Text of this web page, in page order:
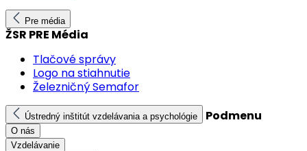
Pre média
ŽSR PRE Média
Tlačové správy
Logo na stiahnutie
Železničný Semafor
Ústredný inštitút vzdelávania a psychológie Podmenu
O nás
Vzdelávanie